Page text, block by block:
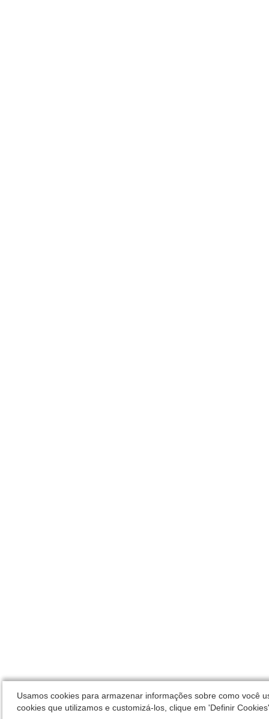
Usamos cookies para armazenar informações sobre como você
cookies que utilizamos e customizá-los, clique em 'Definir